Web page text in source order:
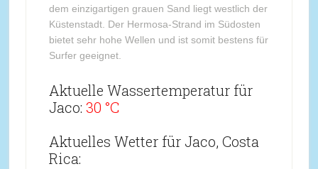
dem einzigartigen grauen Sand liegt westlich der
Küstenstadt. Der Hermosa-Strand im Südosten
bietet sehr hohe Wellen und ist somit bestens für
Surfer geeignet.
Aktuelle Wassertemperatur für
Jaco: 30 °C
Aktuelles Wetter für Jaco, Costa
Rica: